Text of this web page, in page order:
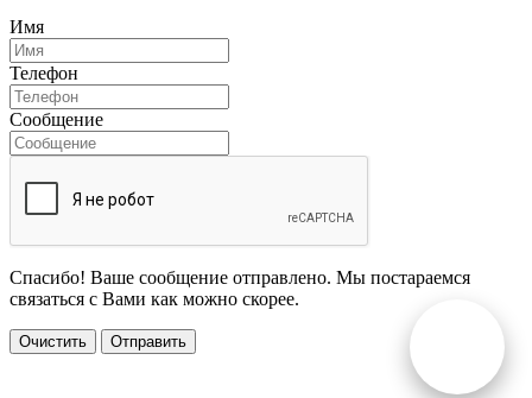
Имя
Телефон
Сообщение
Спасибо! Ваше сообщение отправлено. Мы постараемся
связаться с Вами как можно скорее.
Очистить Отправить